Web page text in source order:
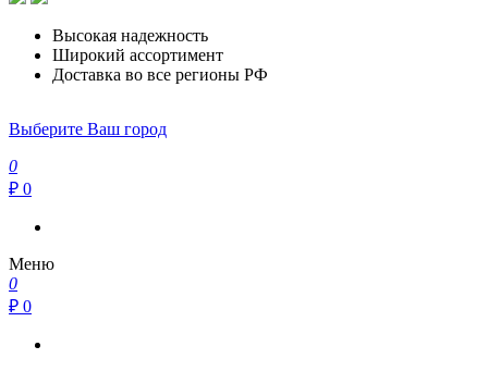
Высокая надежность
Широкий ассортимент
Доставка во все регионы РФ
Выберите Ваш город
0
₽ 0
Меню
0
₽ 0